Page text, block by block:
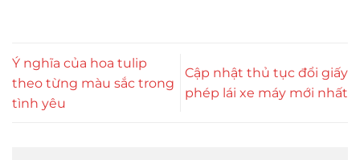
Ý nghĩa của hoa tulip
theo từng màu sắc trong
tình yêu
Cập nhật thủ tục đổi giấy
phép lái xe máy mới nhất